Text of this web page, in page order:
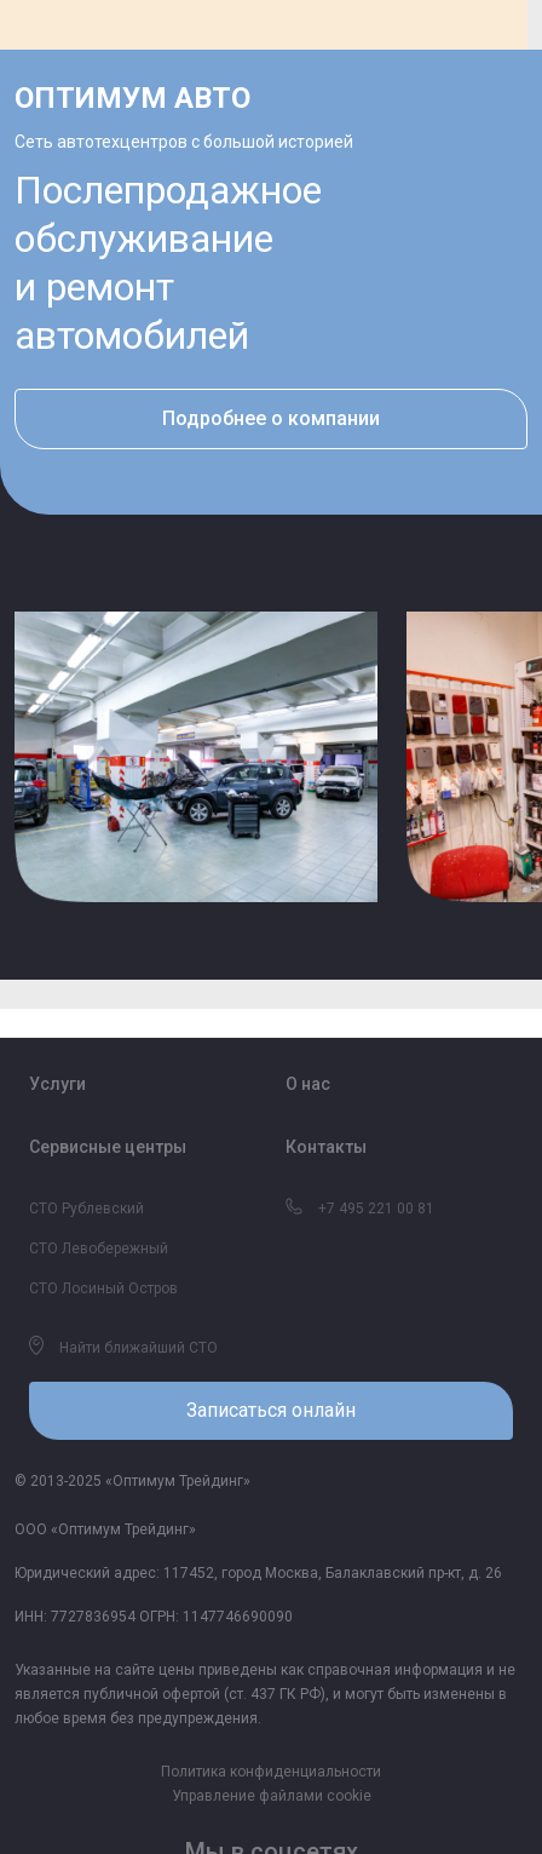
ОПТИМУМ АВТО
Сеть автотехцентров с большой историей
Послепродажное
обслуживание
и ремонт
автомобилей
Подробнее о компании
Услуги О нас
Сервисные центры
СТО Рублевский
СТО Левобережный
СТО Лосиный Остров
Найти ближайший СТО
Контакты
+7 495 221 00 81
Записаться онлайн
© 2013-2025 «Оптимум Трейдинг»
ООО «Оптимум Трейдинг»
Юридический адрес: 117452, город Москва, Балаклавский пр-кт, д. 26
ИНН: 7727836954 ОГРН: 1147746690090
Указанные на сайте цены приведены как справочная информация и не
является публичной офертой (ст. 437 ГК РФ), и могут быть изменены в
любое время без предупреждения.
Политика конфиденциальности
Управление файлами cookie